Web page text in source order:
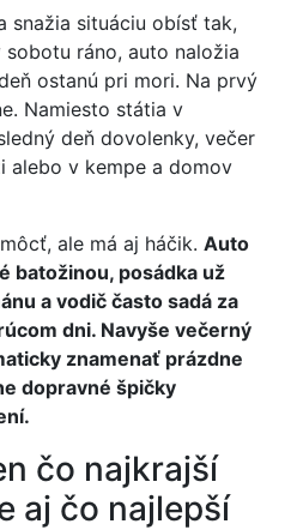
snažia situáciu obísť tak,
ráno, auto naložia
ostanú pri mori. Na prvý
Namiesto státia v
deň dovolenky, večer
alebo v kempe a domov
ale má aj háčik. Auto
batožinou, posádka už
a vodič často sadá za
dni. Navyše večerný
znamenať prázdne
dopravné špičky
čo najkrajší
aj čo najlepší